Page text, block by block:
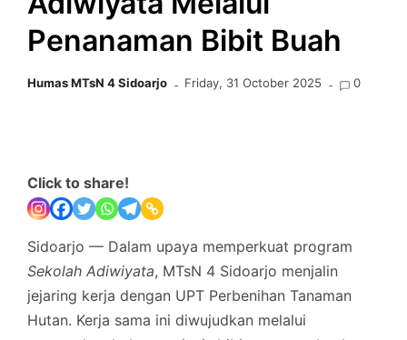
Penanaman Bibit Buah
Humas MTsN 4 Sidoarjo Friday, 31 October 2025 0
Click to share!
Sidoarjo — Dalam upaya memperkuat program
Sekolah Adiwiyata, MTsN 4 Sidoarjo menjalin
jejaring kerja dengan UPT Perbenihan Tanaman
Hutan. Kerja sama ini diwujudkan melalui